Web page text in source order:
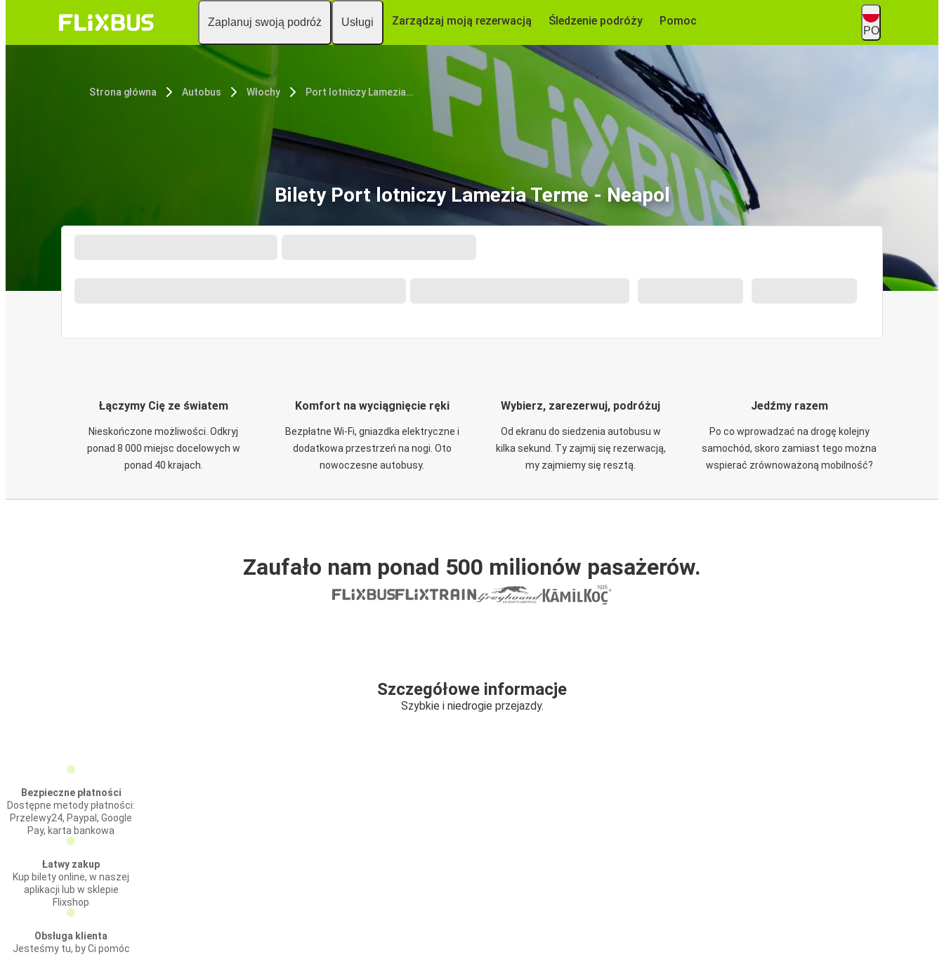
Zaplanuj swoją podróż Usługi Zarządzaj moją rezerwacją Śledzenie podróży Pomoc
PO
Strona główna Autobus Włochy Port lotniczy Lamezia Terme
Bilety Port lotniczy Lamezia Terme - Neapol
Łączymy Cię ze światem
Nieskończone możliwości. Odkryj
ponad 8 000 miejsc docelowych w
ponad 40 krajach.
Komfort na wyciągnięcie ręki
Bezpłatne Wi-Fi, gniazdka elektryczne i
dodatkowa przestrzeń na nogi. Oto
nowoczesne autobusy.
Wybierz, zarezerwuj, podróżuj
Od ekranu do siedzenia autobusu w
kilka sekund. Ty zajmij się rezerwacją,
my zajmiemy się resztą.
Jedźmy razem
Po co wprowadzać na drogę kolejny
samochód, skoro zamiast tego można
wspierać zrównoważoną mobilność?
Zaufało nam ponad 500 milionów pasażerów.
Szczegółowe informacje
Szybkie i niedrogie przejazdy.
Bezpieczne płatności
Dostępne metody płatności:
Przelewy24, Paypal, Google
Pay, karta bankowa
Łatwy zakup
Kup bilety online, w naszej
aplikacji lub w sklepie
Flixshop
Obsługa klienta
Jesteśmy tu, by Ci pomóc